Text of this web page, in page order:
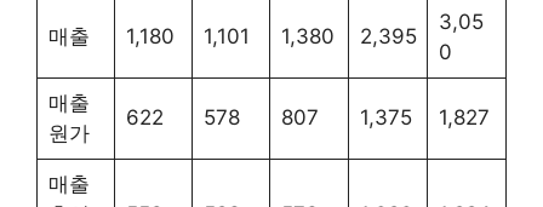
매출 1,180 1,101 1,380 2,395
3,05
0
매출
원가
622 578 807 1,375 1,827
매출